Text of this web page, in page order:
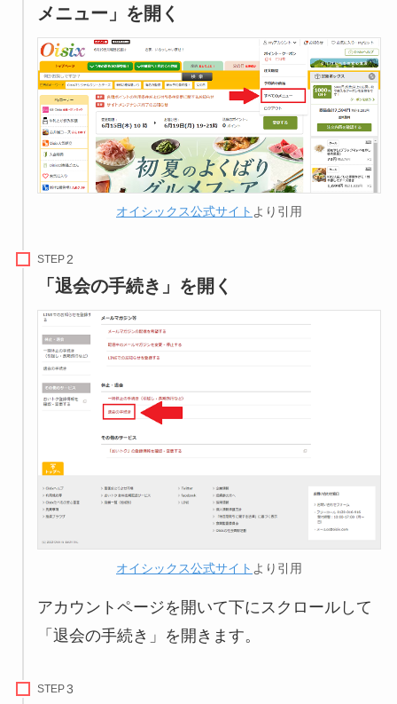
メニュー」を開く
オイシックス公式サイト より引用
STEP
「退会の手続き」を開く
オイシックス公式サイト より引用
アカウントページを開いて下にスクロールして
「退会の手続き」を開きます。
STEP